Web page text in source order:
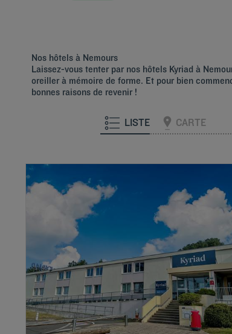
Nos hôtels à Nemours
Laissez-vous tenter par nos hôtels Kyriad à
oreiller à mémoire de forme. Et pour bien
bonnes raisons de revenir !
LISTE CARTE